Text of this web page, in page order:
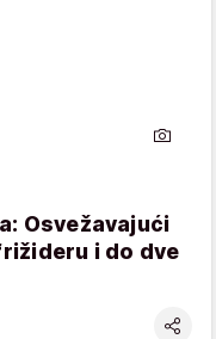
Osvežavajući
i do dve